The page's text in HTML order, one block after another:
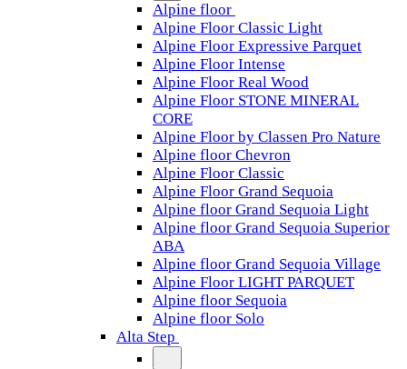
Alpine floor
Alpine Floor Classic Light
Alpine Floor Expressive Parquet
Alpine Floor Intense
Alpine Floor Real Wood
Alpine Floor STONE MINERAL
CORE
Alpine Floor by Classen Pro Nature
Alpine floor Chevron
Alpine Floor Classic
Alpine Floor Grand Sequoia
Alpine floor Grand Sequoia Light
Alpine floor Grand Sequoia Superior
ABA
Alpine floor Grand Sequoia Village
Alpine Floor LIGHT PARQUET
Alpine floor Sequoia
Alpine floor Solo
Alta Step